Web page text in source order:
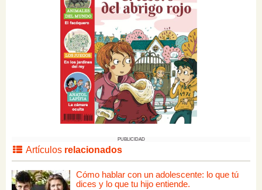
PUBLICIDAD
Artículos relacionados
Cómo hablar con un adolescente: lo que tú
dices y lo que tu hijo entiende.